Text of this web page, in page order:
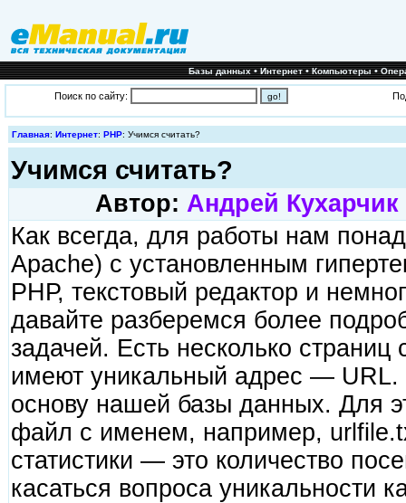
Базы данных•Интернет•Компьютеры•
Поиск по сайту:
Главная: Интернет: PHP: Учимся считать?
Учимся считать?
Автор: Андрей Кухарчик
Как всегда, для работы нам
Apache) с установленным
РНР, текстовый редактор и
давайте разберемся более
задачей. Есть несколько
имеют уникальный адрес — URL.
основу нашей базы данных. Для
файл с именем, например,
статистики — это количество
касаться вопроса уникальности